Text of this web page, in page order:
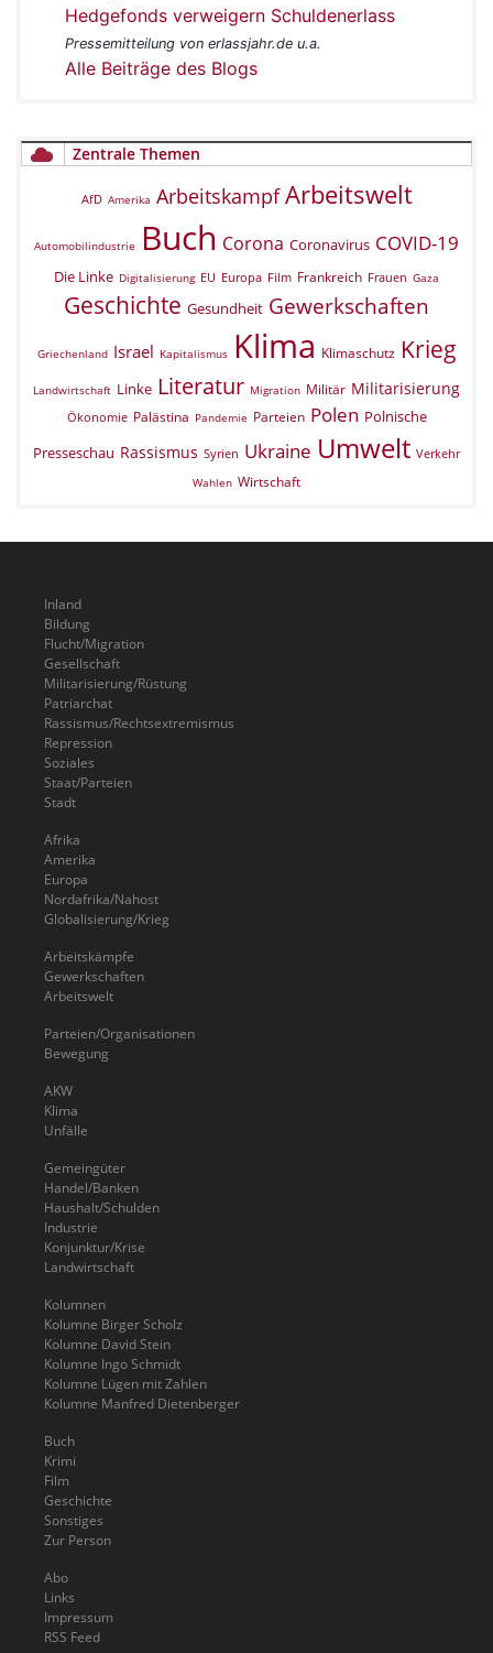
Hedgefonds verweigern Schuldenerlass
Pressemitteilung von erlassjahr.de u.a.
Alle Beiträge des Blogs
Zentrale Themen
AfD Amerika Arbeitskampf Arbeitswelt
Automobilindustrie Buch Corona Coronavirus COVID-19
Die Linke Digitalisierung EU Europa Film Frankreich Frauen Gaza
Geschichte Gesundheit Gewerkschaften
Griechenland Israel Kapitalismus Klima Klimaschutz Krieg
Landwirtschaft Linke Literatur Migration Militär Militarisierung
Ökonomie Palästina Pandemie Parteien Polen Polnische
Presseschau Rassismus Syrien Ukraine Umwelt Verkehr
Wahlen Wirtschaft
Inland
Bildung
Flucht/Migration
Gesellschaft
Militarisierung/Rüstung
Patriarchat
Rassismus/Rechtsextremismus
Repression
Soziales
Staat/Parteien
Stadt
Afrika
Amerika
Europa
Nordafrika/Nahost
Globalisierung/Krieg
Arbeitskämpfe
Gewerkschaften
Arbeitswelt
Parteien/Organisationen
Bewegung
AKW
Klima
Unfälle
Gemeingüter
Handel/Banken
Haushalt/Schulden
Industrie
Konjunktur/Krise
Landwirtschaft
Kolumnen
Kolumne Birger Scholz
Kolumne David Stein
Kolumne Ingo Schmidt
Kolumne Lügen mit Zahlen
Kolumne Manfred Dietenberger
Buch
Krimi
Film
Geschichte
Sonstiges
Zur Person
Abo
Links
Impressum
RSS Feed